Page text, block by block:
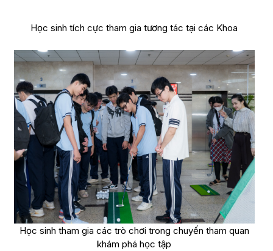
Học sinh tích cực tham gia tương tác tại các Khoa
Học sinh tham gia các trò chơi trong chuyến tham quan
khám phá học tập